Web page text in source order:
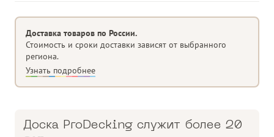
В 1 кв.м, пог. м
7,14
Доставка товаров по России.
Стоимость и сроки доставки зависят от выбранного
региона.
Узнать подробнее
Доска ProDecking служит более 20